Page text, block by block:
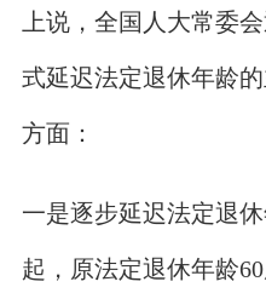
上说，全国人大常委
式延迟法定退休年龄
方面：
一是逐步延迟法定退
起，原法定退休年龄